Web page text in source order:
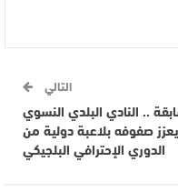
التالي
.. النادي البلدي النسوي
يعزز صفوفه بلاعبة دولية من
الدوري الإحترافي البلجيكي